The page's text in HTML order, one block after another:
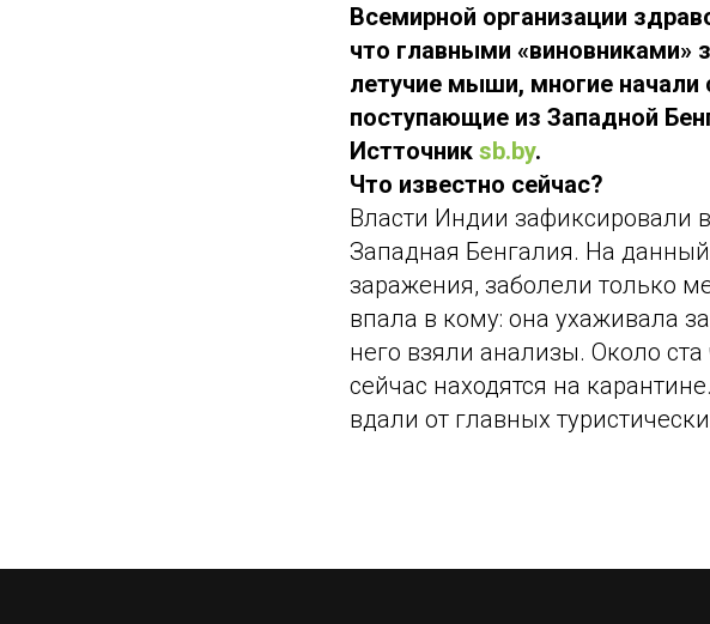
Всемирной организации
что главными «виновниками»
летучие мыши, многие начали
поступающие из Западной
Истточник sb.by.
Что известно сейчас?
Власти Индии зафиксировали
Западная Бенгалия. На
заражения, заболели только
впала в кому: она ухаживала
него взяли анализы. Около
сейчас находятся на
вдали от главных